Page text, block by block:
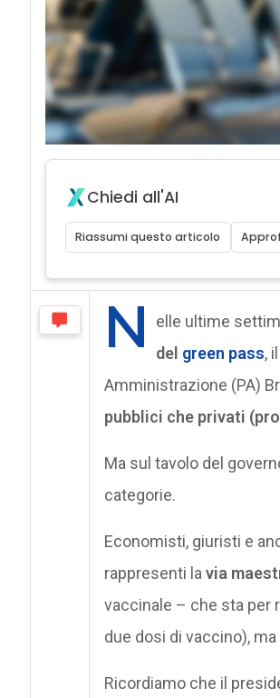
Chiedi all'AI
Riassumi questo articolo
N elle ultime
del green pass,
Amministrazione (PA)
pubblici che privati
Ma sul tavolo del
categorie.
Economisti, giuristi e
rappresenti la via
vaccinale – che sta per
due dosi di vaccino),
Ricordiamo che il